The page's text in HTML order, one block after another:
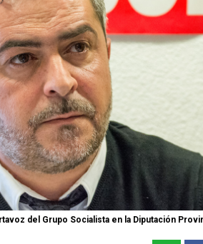
del Grupo Socialista en la Diputación